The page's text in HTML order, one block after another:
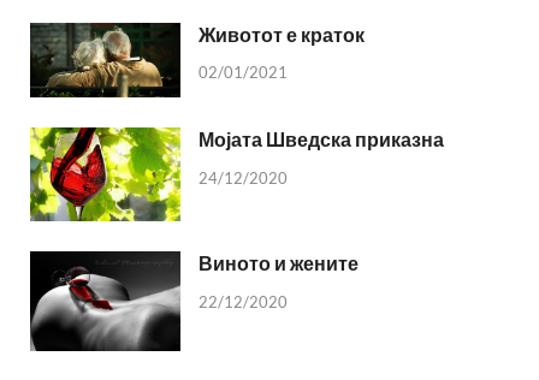
Животот е краток
02/01/2021
Мојата Шведска приказна
24/12/2020
Виното и жените
22/12/2020